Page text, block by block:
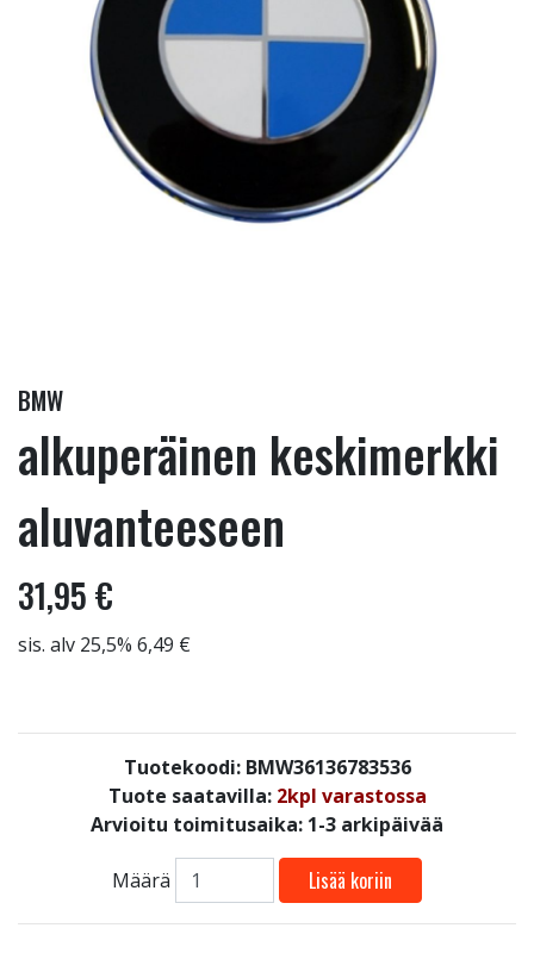
BMW
alkuperäinen keskimerkki
aluvanteeseen
31,95 €
sis. alv 25,5% 6,49 €
Tuotekoodi: BMW36136783536
Tuote saatavilla: 2kpl varastossa
Arvioitu toimitusaika: 1-3 arkipäivää
Määrä Lisää koriin